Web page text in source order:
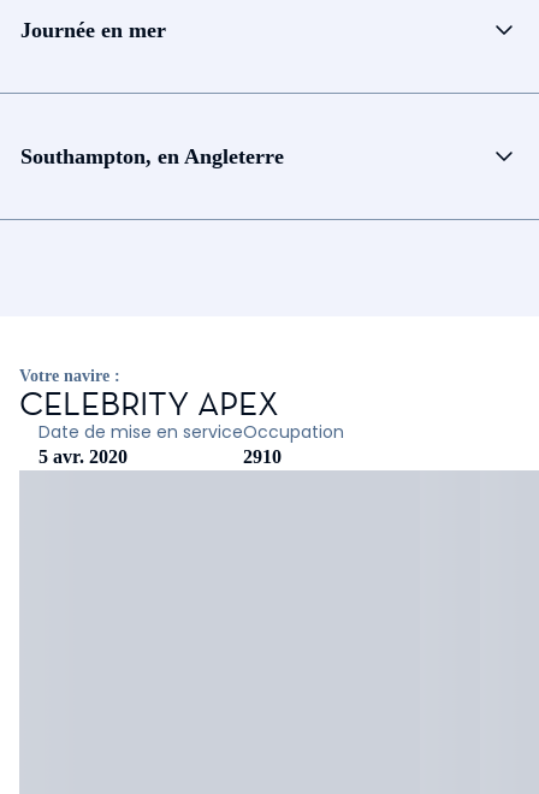
Journée en mer
Southampton, en Angleterre
Votre navire :
CELEBRITY APEX
Date de mise en service
5 avr. 2020
Occupation
2910